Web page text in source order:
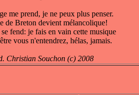
me prend, je ne peux plus penser.
de Breton devient mélancolique!
fend: je fais en vain cette musique
vous n'entendrez, hélas, jamais.
Christian Souchon (c) 2008